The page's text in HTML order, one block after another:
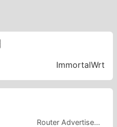
ImmortalWrt
Router Advertisement